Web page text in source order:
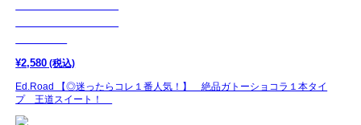
¥2,580 (税込)
Ed.Road 【◎迷ったらコレ１番人気！】 絶品ガトーショコラ１本タイ
プ 王道スイート！